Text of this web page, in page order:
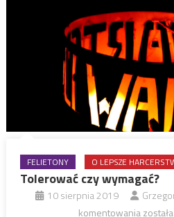
FELIETONY O LEPSZE
Tolerować czy wymagać?
10 sierpnia 2019
komentowania